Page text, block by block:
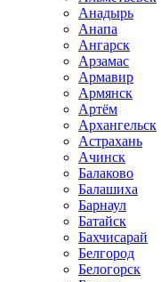
Анадырь
Анапа
Ангарск
Арзамас
Армавир
Армянск
Артём
Архангельск
Астрахань
Ачинск
Балаково
Балашиха
Барнаул
Батайск
Бахчисарай
Белгород
Белогорск